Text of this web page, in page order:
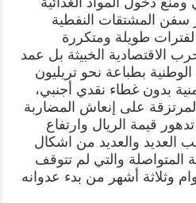
سفن المشتقات النفطية
طويلة ومتكررة
الاقتصادية الخبيثة بل عمد
بطباعة نحو تريليون
بدون غطاء نقدي أجنبي،
على إنعاش المضاربة
قيمة الريال وارتفاع
العديد والعديد من اشكال
المتواصلة والتي لم تتوقف
وثلاثة أشهر من بدء عدوانه